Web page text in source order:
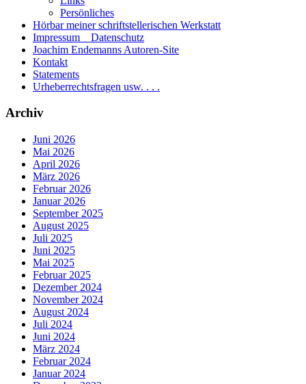
Persönliches
Hörbar meiner schriftstellerischen Werkstatt
Impressum _ Datenschutz
Joachim Endemanns Autoren-Site
Kontakt
Statements
Urheberrechtsfragen usw. . . .
Archiv
Juni 2026
Mai 2026
April 2026
März 2026
Februar 2026
Januar 2026
September 2025
August 2025
Juli 2025
Juni 2025
Mai 2025
Februar 2025
Dezember 2024
November 2024
August 2024
Juli 2024
Juni 2024
März 2024
Februar 2024
Januar 2024